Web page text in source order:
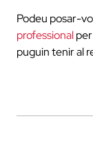
Podeu posar-
professional
puguin tenir al